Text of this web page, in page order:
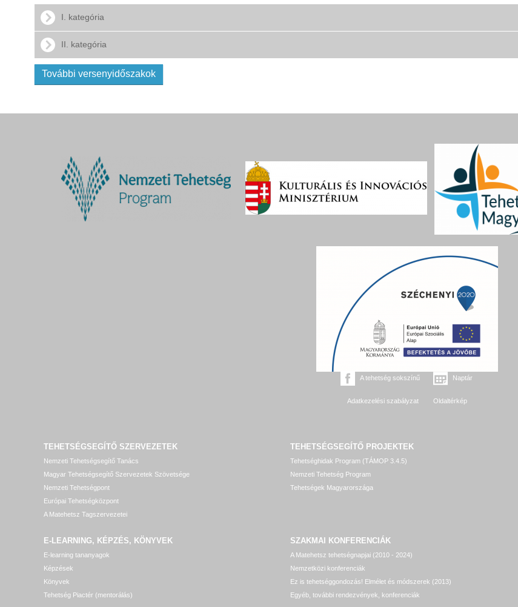
I. kategória
II. kategória
További versenyidőszakok
A tehetség sokszínű Naptár
Adatkezelési szabályzat Oldaltérkép
TEHETSÉGSEGÍTŐ SZERVEZETEK
Nemzeti Tehetségsegítő Tanács
Magyar Tehetségsegítő Szervezetek Szövetsége
Nemzeti Tehetségpont
Európai Tehetségközpont
A Matehetsz Tagszervezetei
TEHETSÉGSEGÍTŐ PROJEKTEK
Tehetséghidak Program (TÁMOP 3.4.5)
Nemzeti Tehetség Program
Tehetségek Magyarországa
E-LEARNING, KÉPZÉS, KÖNYVEK
E-learning tananyagok
Képzések
Könyvek
Tehetség Piactér (mentorálás)
SZAKMAI KONFERENCIÁK
A Matehetsz tehetségnapjai (2010 - 2024)
Nemzetközi konferenciák
Ez is tehetséggondozás! Elmélet és módszerek (2013)
Egyéb, további rendezvények, konferenciák